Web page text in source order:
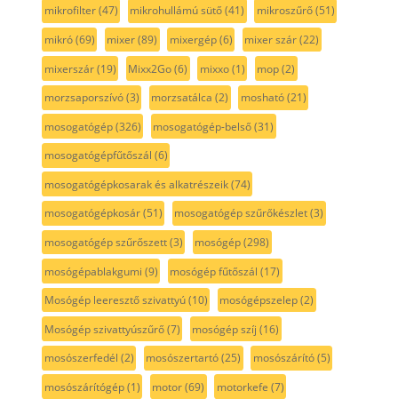
mikrofilter(47) mikrohullámú sütő(41) mikroszűrő(51)
mikró(69) mixer(89) mixergép(6) mixer szár(22)
mixerszár(19) Mixx2Go(6) mixxo(1) mop(2)
morzsaporszívó(3) morzsatálca (2) mosható(21)
mosogatógép(326) mosogatógép-belső(31)
mosogatógépfűtőszál (6)
mosogatógépkosarak és alkatrészeik(74)
mosogatógépkosár(51) mosogatógép szűrőkészlet(3)
mosogatógép szűrőszett(3) mosógép(298)
mosógépablakgumi (9) mosógép fűtőszál (17)
Mosógép leeresztő szivattyú(10) mosógépszelep(2)
Mosógép szivattyúszűrő(7) mosógép szíj (16)
mosószerfedél (2) mosószertartó(25) mosószárító(5)
mosószárítógép(1) motor(69) motorkefe (7)